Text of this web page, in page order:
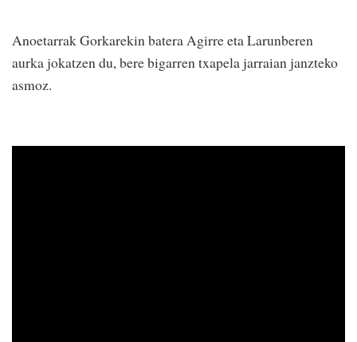
Anoetarrak Gorkarekin batera Agirre eta Larunberen
aurka jokatzen du, bere bigarren txapela jarraian janzteko
asmoz.